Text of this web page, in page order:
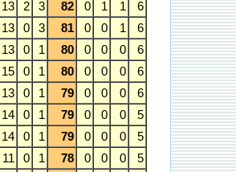
13 2 3 82 0 1 1
6
13 0 3 81 0 0 1
6
13 0 1 80 0 0 0
6
15 0 1 80 0 0 0
6
13 0 1 79 0 0 0
6
14 0 1 79 0 0 0
5
14 0 1 79 0 0 0
5
11 0 1 78 0 0 0
5